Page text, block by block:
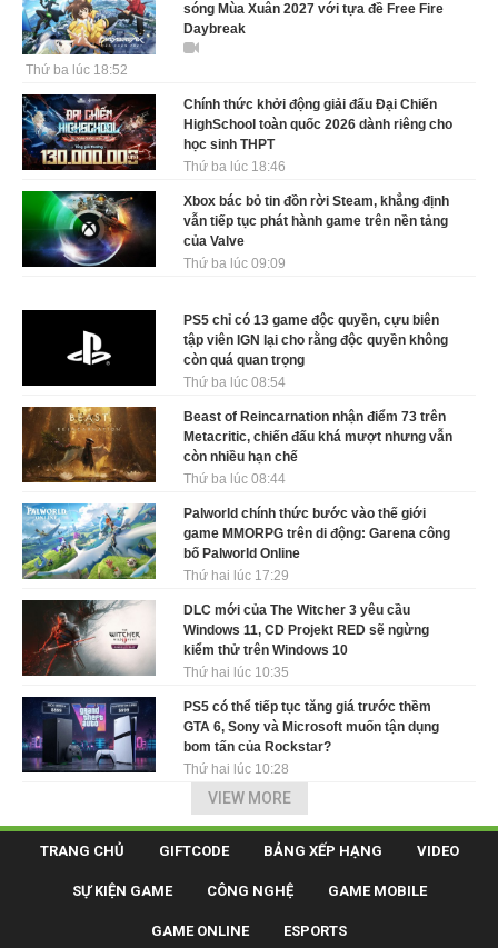
sóng Mùa Xuân 2027 với tựa đề Free Fire
Daybreak
Thứ ba lúc 18:52
Chính thức khởi động giải đấu Đại Chiến
HighSchool toàn quốc 2026 dành riêng cho
học sinh THPT
Thứ ba lúc 18:46
Xbox bác bỏ tin đồn rời Steam, khẳng định
vẫn tiếp tục phát hành game trên nền tảng
của Valve
Thứ ba lúc 09:09
PS5 chỉ có 13 game độc quyền, cựu biên
tập viên IGN lại cho rằng độc quyền không
còn quá quan trọng
Thứ ba lúc 08:54
Beast of Reincarnation nhận điểm 73 trên
Metacritic, chiến đấu khá mượt nhưng vẫn
còn nhiều hạn chế
Thứ ba lúc 08:44
Palworld chính thức bước vào thế giới
game MMORPG trên di động: Garena công
bố Palworld Online
Thứ hai lúc 17:29
DLC mới của The Witcher 3 yêu cầu
Windows 11, CD Projekt RED sẽ ngừng
kiểm thử trên Windows 10
Thứ hai lúc 10:35
PS5 có thể tiếp tục tăng giá trước thềm
GTA 6, Sony và Microsoft muốn tận dụng
bom tấn của Rockstar?
Thứ hai lúc 10:28
VIEW MORE
TRANG CHỦ GIFTCODE BẢNG XẾP HẠNG VIDEO
SỰ KIỆN GAME CÔNG NGHỆ GAME MOBILE
GAME ONLINE ESPORTS